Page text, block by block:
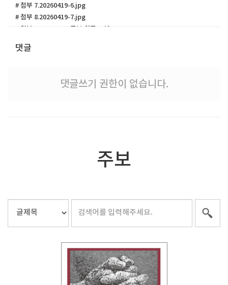
# 첨부 7.20260419-6.jpg
# 첨부 8.20260419-7.jpg
# 첨부 9.20260419-주보 최종.pdf
댓글
댓글쓰기 권한이 없습니다.
주보